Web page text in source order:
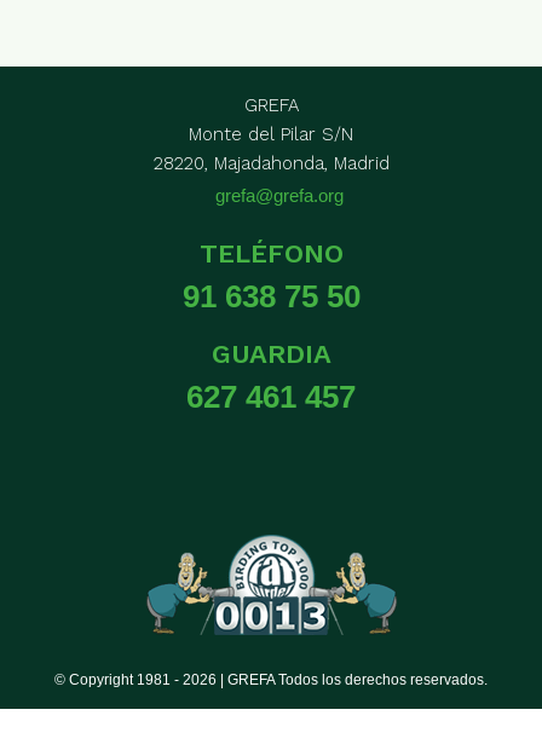
GREFA
Monte del Pilar S/N
28220, Majadahonda, Madrid
grefa@grefa.org
TELÉFONO
91 638 75 50
GUARDIA
627 461 457
© Copyright 1981 - 2026 | GREFA Todos los derechos reservados.